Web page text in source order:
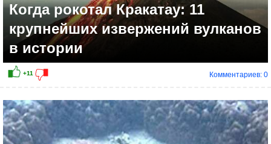
Когда рокотал Кракатау: 11
крупнейших извержений вулканов
в истории
Комментариев: 0